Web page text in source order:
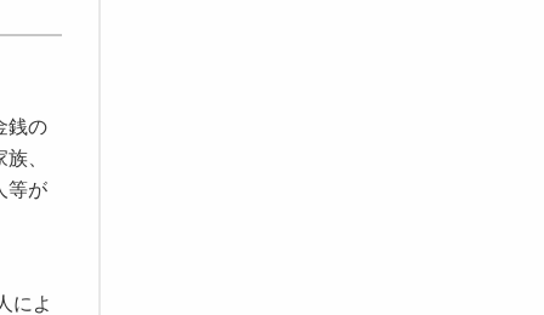
銭の
、
等が
によ